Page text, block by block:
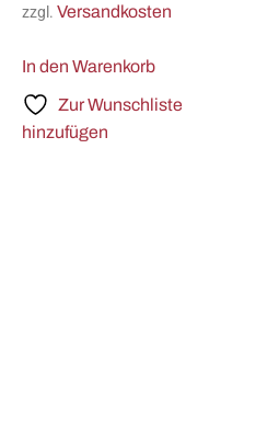
zzgl. Versandkosten
In den Warenkorb
Zur Wunschliste
hinzufügen